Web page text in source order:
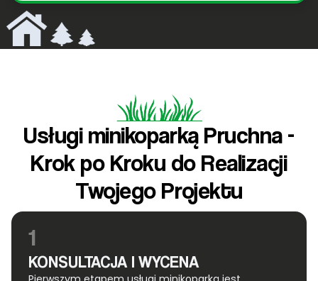
Usługi minikoparką Pruchna -
Krok po Kroku do Realizacji
Twojego Projektu
1
KONSULTACJA I WYCENA